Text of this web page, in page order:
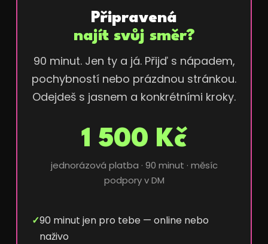
Připravená
najít svůj směr?
90 minut. Jen ty a já. Přijď s nápadem,
pochybností nebo prázdnou stránkou.
Odejdeš s jasnem a konkrétními kroky.
1 500 Kč
jednorázová platba · 90 minut · měsíc
podpory v DM
✓90 minut jen pro tebe — online nebo
naživo